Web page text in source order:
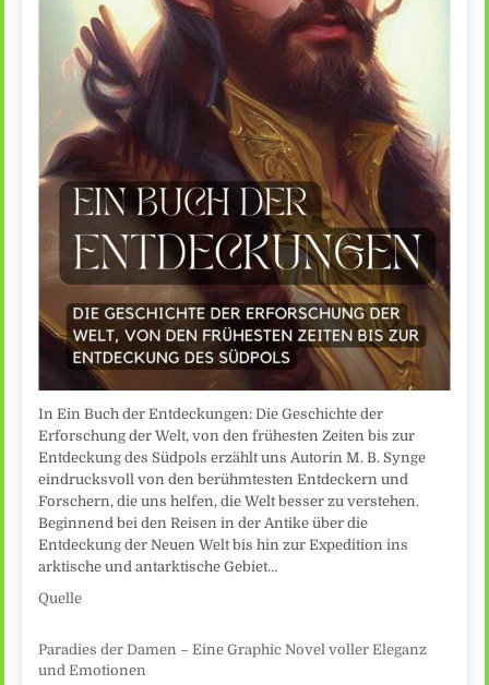
In Ein Buch der Entdeckungen: Die Geschichte der
Erforschung der Welt, von den frühesten Zeiten bis zur
Entdeckung des Südpols erzählt uns Autorin M. B. Synge
eindrucksvoll von den berühmtesten Entdeckern und
Forschern, die uns helfen, die Welt besser zu verstehen.
Beginnend bei den Reisen in der Antike über die
Entdeckung der Neuen Welt bis hin zur Expedition ins
arktische und antarktische Gebiet…
Quelle
Paradies der Damen – Eine Graphic Novel voller Eleganz
und Emotionen